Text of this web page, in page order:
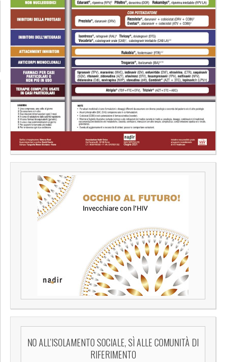
NO ALL’ISOLAMENTO SOCIALE, SÌ ALLE COMUNITÀ DI
RIFERIMENTO